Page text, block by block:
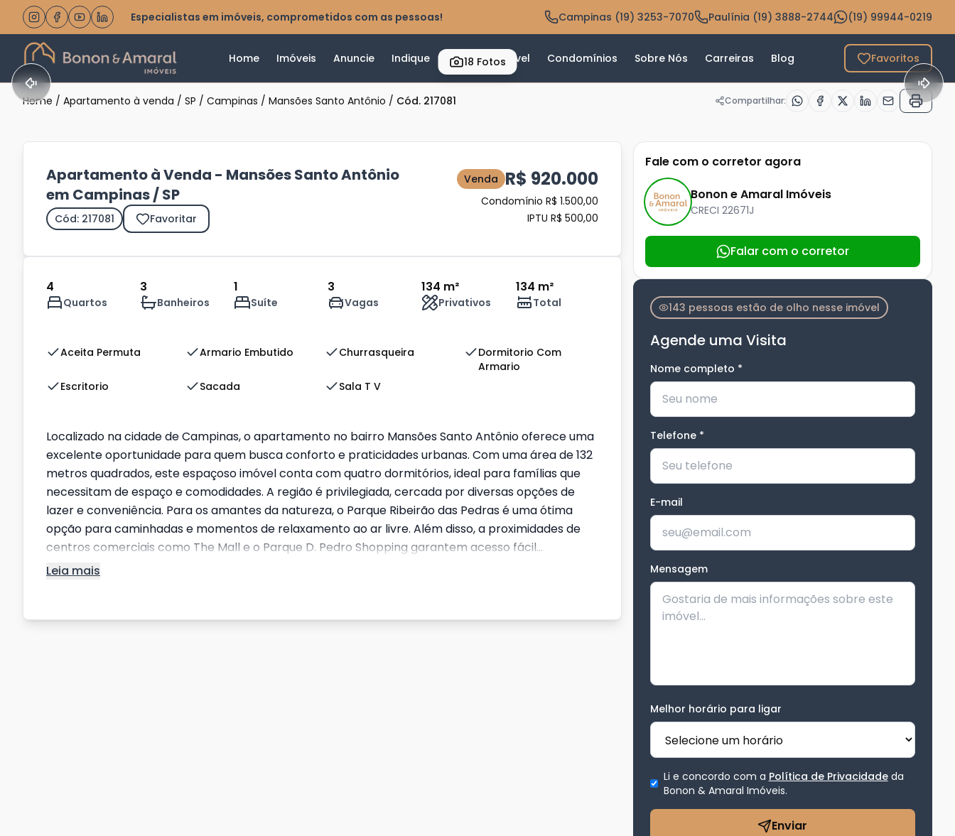
Especialistas em imóveis, comprometidos com as pessoas! Campinas (19) 3253-7070 Paulínia (19) 3888-2744 (19) 99944-0219
Home Imóveis Anuncie Indique Valor do Imóvel Condomínios Sobre Nós Carreiras Blog Favoritos
18 Fotos
Home / Apartamento à venda / SP / Campinas / Mansões Santo Antônio / Cód. 217081 Compartilhar:
Apartamento à Venda - Mansões Santo Antônio
em Campinas / SP
Cód: 217081 Favoritar
Venda R$ 920.000
Condomínio R$ 1.500,00
IPTU R$ 500,00
4
Quartos
3
Banheiros
1
Suíte
3
Vagas
134 m²
Privativos
134 m²
Total
Aceita Permuta Armario Embutido Churrasqueira
Dormitorio Com
Armario
Escritorio
Sacada Sala T V
Localizado na cidade de Campinas, o apartamento no bairro Mansões Santo Antônio oferece uma
excelente oportunidade para quem busca conforto e praticidades urbanas. Com uma área de 132
metros quadrados, este espaçoso imóvel conta com quatro dormitórios, ideal para famílias que
necessitam de espaço e comodidades. A região é privilegiada, cercada por diversas opções de
lazer e conveniência. Para os amantes da natureza, o Parque Ribeirão das Pedras é uma ótima
opção para caminhadas e momentos de relaxamento ao ar livre. Além disso, a proximidades de
centros comerciais como The Mall e o Parque D. Pedro Shopping garantem acesso fácil...
Leia mais
Fale com o corretor agora
Bonon e Amaral Imóveis
CRECI 22671J
Falar com o corretor
143 pessoas estão de olho nesse imóvel
Agende uma Visita
Nome completo *
Telefone *
E-mail
Mensagem
Melhor horário para ligar
Li e concordo com a Política de Privacidadeda
Bonon & Amaral Imóveis.
Enviar